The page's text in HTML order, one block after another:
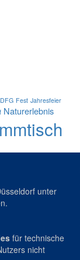
Fest Jahresfeier
Naturerlebnis
unter
für technische
nicht